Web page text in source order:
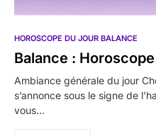
HOROSCOPE DU JOUR BALANCE
Balance :
Ambiance générale du jour
s’annonce sous le signe de
vous…